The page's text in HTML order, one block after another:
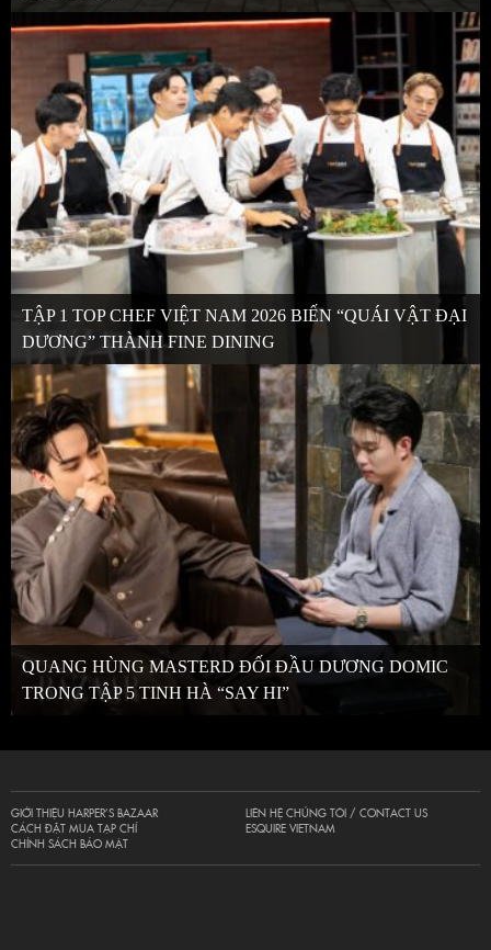
TẬP 1 TOP CHEF VIỆT NAM 2026 BIẾN “QUÁI VẬT ĐẠI
DƯƠNG” THÀNH FINE DINING
QUANG HÙNG MASTERD ĐỐI ĐẦU DƯƠNG DOMIC
TRONG TẬP 5 TINH HÀ “SAY HI”
GIỚI THIỆU HARPER’S BAZAAR
CÁCH ĐẶT MUA TẠP CHÍ
CHÍNH SÁCH BẢO MẬT
LIÊN HỆ CHÚNG TÔI / CONTACT US
ESQUIRE VIETNAM